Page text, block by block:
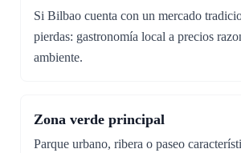
Si Bilbao cuenta con un mercado
pierdas: gastronomía local a precios
ambiente.
Zona verde principal
Parque urbano, ribera o paseo